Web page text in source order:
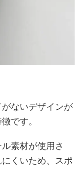
ないデザインが
です。
素材が使用さ
くいため、スポ